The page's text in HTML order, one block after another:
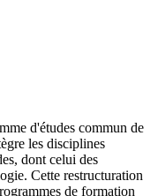
d'études commun de
les disciplines
dont celui des
Cette restructuration
de formation